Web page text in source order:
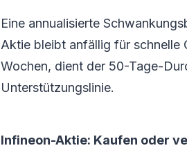
Eine annualisierte
Aktie bleibt anfällig für schnelle
Wochen, dient der 50-Tage-
Unterstützungslinie.
Infineon-Aktie: Kaufen oder